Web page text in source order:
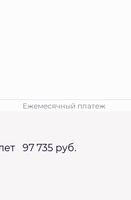
Ежемесячный платеж
97 735 руб.